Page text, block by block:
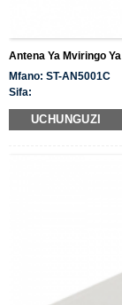
Antena Ya Mviringo
Mfano: ST-AN5001C
Sifa:
Muonekano mzuri,
usakinishaji rahisi
UCHUNGUZI